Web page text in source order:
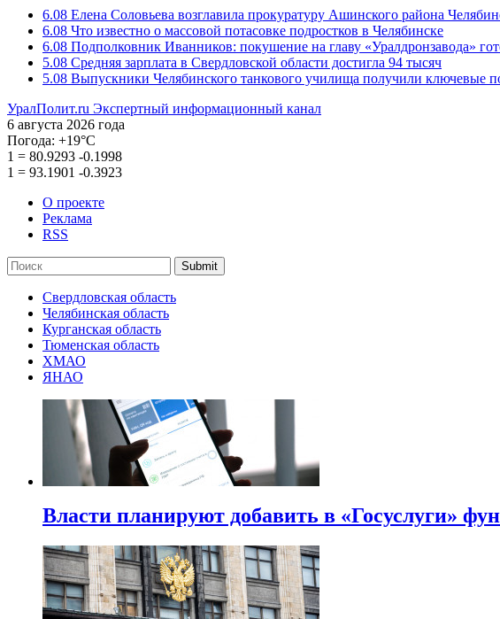
6.08 Елена Соловьева возглавила прокуратуру Ашинского района
6.08 Что известно о массовой потасовке подростков в Челябинске
6.08 Подполковник Иванников: покушение на главу «Уралдронзавода»
5.08 Средняя зарплата в Свердловской области достигла 94 тысяч
5.08 Выпускники Челябинского танкового училища получили ключевые
УралПолит.ru Экспертный информационный канал
6 августа 2026 года
Погода: +19°С
1 = 80.9293 -0.1998
1 = 93.1901 -0.3923
О проекте
Реклама
RSS
Submit
Свердловская область
Челябинская область
Курганская область
Тюменская область
ХМАО
ЯНАО
Власти планируют добавить в «Госуслуги»